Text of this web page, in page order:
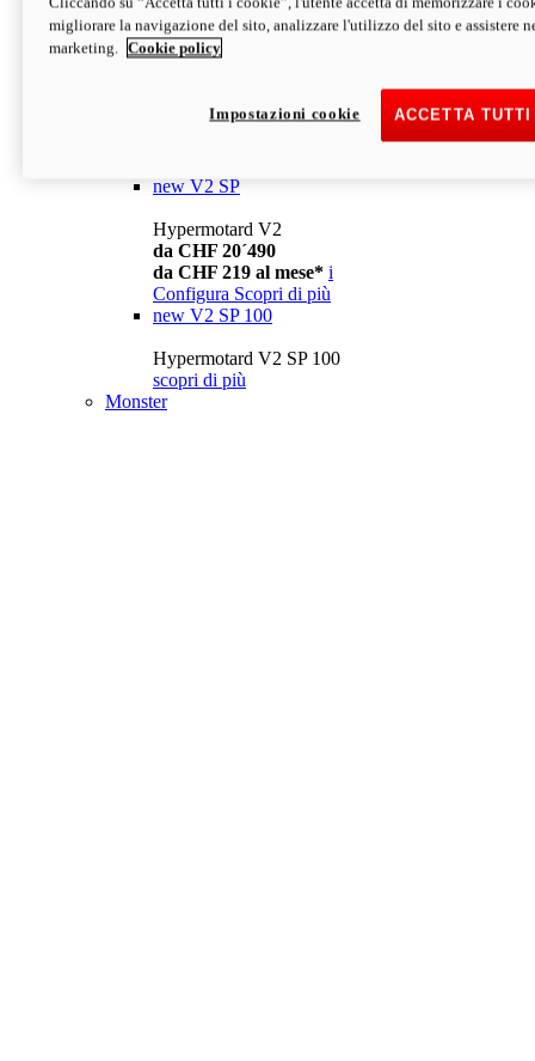
da CHF 13´990
Configura Scopri di più
newV2
da CHF 15´990
new V2 SP
Hypermotard V2
da CHF 20´490
da CHF 219 al mese* i
Configura Scopri di più
new V2 SP 100
Hypermotard V2 SP 100
scopri di più
Monster
migliorare la navigazione del sito, analizzare l'utilizzo del sito e assistere
marketing.
Cookie policy
ACCETTA
Impostazioni cookie